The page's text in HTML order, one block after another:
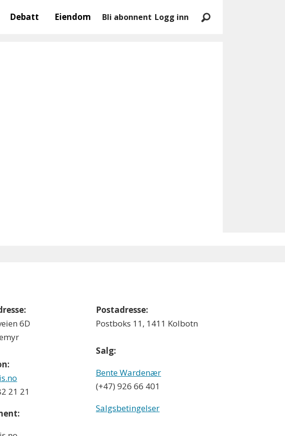
Debatt Eiendom Bli abonnent Logg inn
6D
21 21
Postadresse:
Postboks 11, 1411 Kolbotn
Salg:
Bente Wardenær
(+47) 926 66 401
Salgsbetingelser